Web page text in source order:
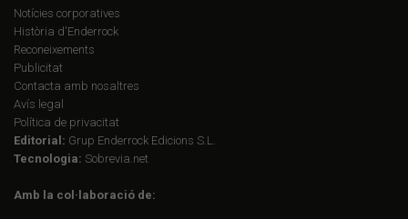
Notícies corporatives
Història d'Enderrock
Reconeixements
Publicitat
Contacta amb nosaltres
Avís legal
Política de privacitat
Editorial: Grup Enderrock Edicions S.L.
Tecnologia: Sobrevia.net
Amb la col·laboració de: